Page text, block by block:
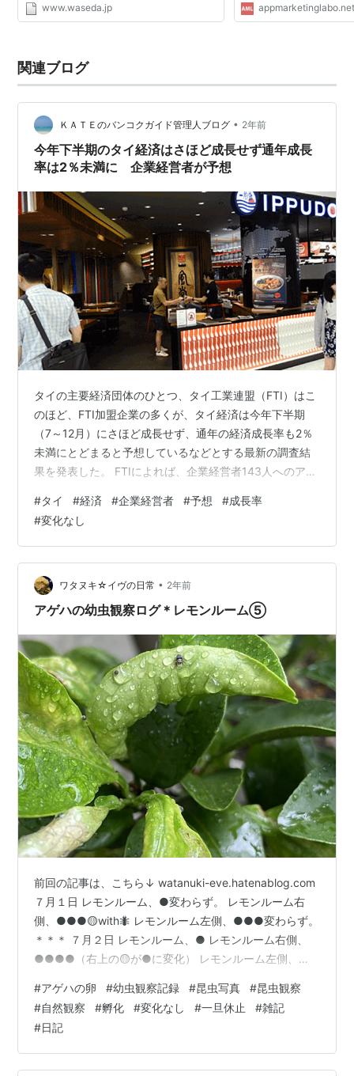
www.waseda.jp
関連ブログ
ＫＡＴＥのバンコクガイド管理人ブログ • 2年前
今年下半期のタイ経済はさほど成長せず通年成長
率は2％未満に 企業経営者が予想
タイの主要経済団体のひとつ、タイ工業連盟（FTI）はこ
のほど、FTI加盟企業の多くが、タイ経済は今年下半期
（7～12月）にさほど成長せず、通年の経済成長率も2％
未満にとどまると予想しているなどとする最新の調査結
果を発表した。 FTIによれば、企業経営者143人へのアン
期は大きく変化しない」と回答。また、下半期について
32.2％が「商売が悪化する」、28％が「改善する」との
予想を示した。また、今回の調査からは、加盟企業の多
くで今年上半期（1～6月）の売り上げが前年同期に比べ
てさほど改善していないことが窺えるとのことだ。 （バ
ンコク週報 202…
#タイ #経済 #企業経営者 #予想 #成長率
#変化なし
ワタヌキ☆イヴの日常 • 2年前
アゲハの幼虫観察ログ＊レモンルーム⑤
前回の記事は、こちら↓ watanuki-eve.hatenablog.com
７月１日 レモンルーム、●変わらず。 レモンルーム右
側、●●●🟡with🐜 レモンルーム左側、●●●変わらず。
＊＊＊ ７月２日 レモンルーム、● レモンルーム右側、
●●●●（右上の🟡が●に変化） レモンルーム左側、
ーム、● レモンルーム右側、●●●● レモンルーム左
側、●●● アゲハチョウが羽化する確率も低いので、卵
の孵化の時点でも いろいろな要因で孵化できないケース
も。 というワケで、レモンルームの観察ログも一旦、休
止することに。 記事一覧は、こ…
#アゲハの卵 #幼虫観察記録 #昆虫写真 #昆虫観察
#自然観察 #孵化 #変化なし #一旦休止 #雑記
#日記